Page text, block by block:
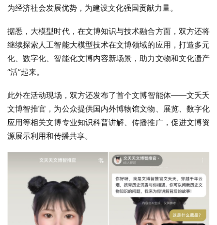
为经济社会发展优势，为建设文化强国贡献力量。
据悉，大模型时代，在文博知识与技术融合方面，双方还将
继续探索人工智能大模型技术在文博领域的应用，打造多元
化、数字化、智能化文博内容新场景，助力文物和文化遗产
“活”起来。
此外在活动现场，双方还发布了首个文博智能体——文夭夭
文博智推官，为公众提供国内外博物馆文物、展览、数字化
应用等相关文博专业知识科普讲解、传播推广，促进文博资
源展示利用和传播共享。